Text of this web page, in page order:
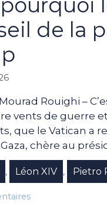
de la
Rouighi –
vents de guerre
que le Vatican a
chère au
, Léon XIV , Pietro